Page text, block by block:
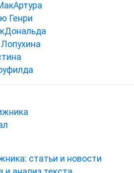
Генри
статьи и новости